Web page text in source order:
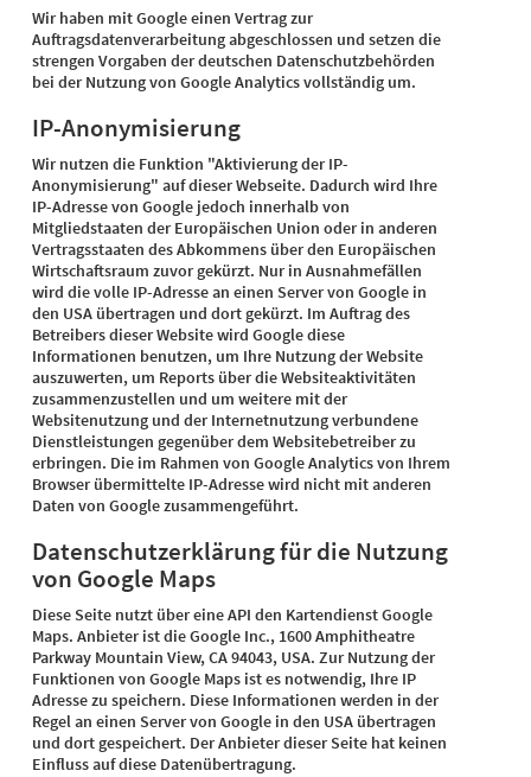
Wir haben mit Google einen Vertrag zur
Auftragsdatenverarbeitung abgeschlossen und setzen die
strengen Vorgaben der deutschen Datenschutzbehörden
bei der Nutzung von Google Analytics vollständig um.
IP-Anonymisierung
Wir nutzen die Funktion "Aktivierung der IP-
Anonymisierung" auf dieser Webseite. Dadurch wird Ihre
IP-Adresse von Google jedoch innerhalb von
Mitgliedstaaten der Europäischen Union oder in anderen
Vertragsstaaten des Abkommens über den Europäischen
Wirtschaftsraum zuvor gekürzt. Nur in Ausnahmefällen
wird die volle IP-Adresse an einen Server von Google in
den USA übertragen und dort gekürzt. Im Auftrag des
Betreibers dieser Website wird Google diese
Informationen benutzen, um Ihre Nutzung der Website
auszuwerten, um Reports über die Websiteaktivitäten
zusammenzustellen und um weitere mit der
Websitenutzung und der Internetnutzung verbundene
Dienstleistungen gegenüber dem Websitebetreiber zu
erbringen. Die im Rahmen von Google Analytics von Ihrem
Browser übermittelte IP-Adresse wird nicht mit anderen
Daten von Google zusammengeführt.
Datenschutzerklärung für die Nutzung
von Google Maps
Diese Seite nutzt über eine API den Kartendienst Google
Maps. Anbieter ist die Google Inc., 1600 Amphitheatre
Parkway Mountain View, CA 94043, USA. Zur Nutzung der
Funktionen von Google Maps ist es notwendig, Ihre IP
Adresse zu speichern. Diese Informationen werden in der
Regel an einen Server von Google in den USA übertragen
und dort gespeichert. Der Anbieter dieser Seite hat keinen
Einfluss auf diese Datenübertragung.